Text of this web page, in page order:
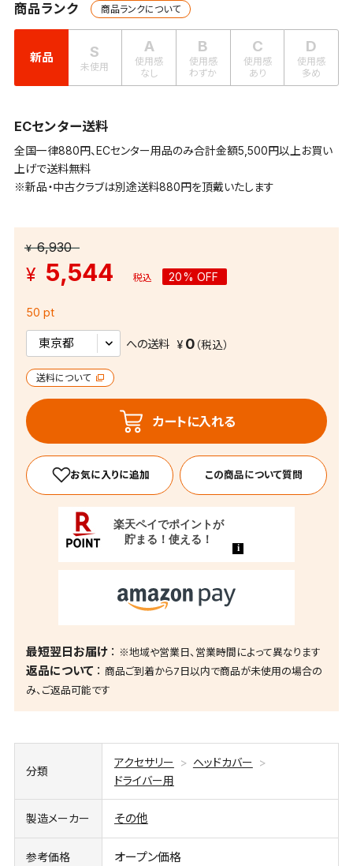
商品ランク 商品ランクについて
新品 S
未使用
A
使用感
なし
B
使用感
わずか
C
使用感
あり
D
使用感
多め
ECセンター送料
全国一律880円、ECセンター用品のみ合計金額5,500円以上お買い
上げで送料無料
※新品・中古クラブは別途送料880円を頂戴いたします
¥6,930
¥ 5,544 税込 20% OFF
50 pt
への送料 0
送料について
カートに入れる
この商品について質問
最短翌日お届け ※地域や営業日、営業時間によって異なります
返品について
商品ご到着から7日以内で商品が未使用の場合の
み、ご返品可能です
分類
アクセサリー
ヘッドカバー
ドライバー用
製造メーカー その他
参考価格 オープン価格